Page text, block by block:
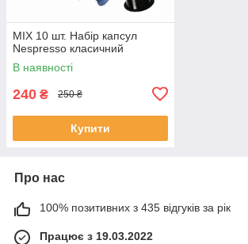
МІХ 10 шт. Набір капсул
Nespresso класичний
В наявності
240 ₴ 250 ₴
Купити
Про нас
100% позитивних з 435 відгуків за рік
Працює з 19.03.2022